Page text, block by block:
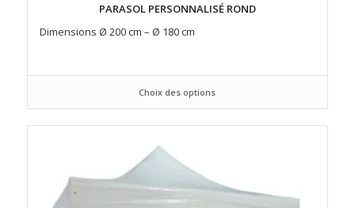
PARASOL PERSONNALISÉ ROND
Dimensions Ø 200 cm – Ø 180 cm
Choix des options